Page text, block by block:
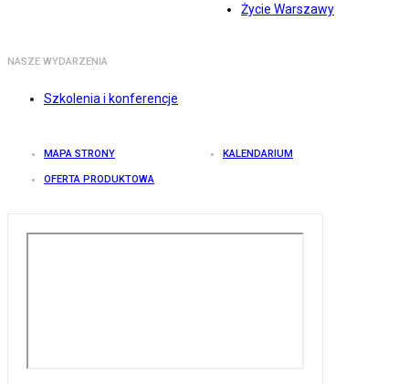
Życie Warszawy
NASZE WYDARZENIA
Szkolenia i konferencje
MAPA STRONY KALENDARIUM
OFERTA PRODUKTOWA